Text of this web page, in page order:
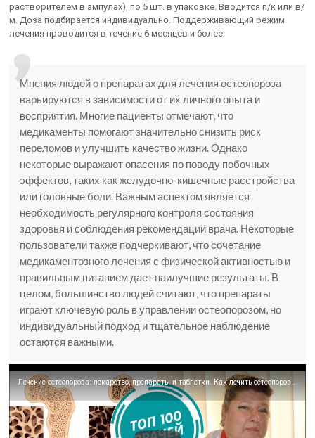
растворителем в ампулах), по 5 шт. в упаковке. Вводится п/к или в/
м. Доза подбирается индивидуально. Поддерживающий режим
лечения проводится в течение 6 месяцев и более.
Мнения людей о препаратах для лечения остеопороза
варьируются в зависимости от их личного опыта и
восприятия. Многие пациенты отмечают, что
медикаменты помогают значительно снизить риск
переломов и улучшить качество жизни. Однако
некоторые выражают опасения по поводу побочных
эффектов, таких как желудочно-кишечные расстройства
или головные боли. Важным аспектом является
необходимость регулярного контроля состояния
здоровья и соблюдения рекомендаций врача. Некоторые
пользователи также подчеркивают, что сочетание
медикаментозного лечения с физической активностью и
правильным питанием дает наилучшие результаты. В
целом, большинство людей считают, что препараты
играют ключевую роль в управлении остеопорозом, но
индивидуальный подход и тщательное наблюдение
остаются важными.
Лечение остеопороза: лекарство, препараты и таблетки. Как лечить остеопороз у женщин, профилактика